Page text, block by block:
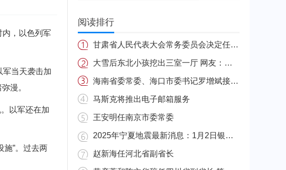
，以色列军
当天袭击加
漫。
以军还在加
”。过去两
阅读排行
甘肃省人民代表大会常务委员会决定任免名单
大雪后东北小孩挖出三室一厅 网友：南方的娃很羡慕
海南省委常委、海口市委书记罗增斌接受中央纪委国家监委纪律审查和监察调查
马斯克将推出电子邮箱服务
王安明任南京市委常委
2025年宁夏地震最新消息：1月2日银川发生4.8级地震
赵新海任河北省副省长